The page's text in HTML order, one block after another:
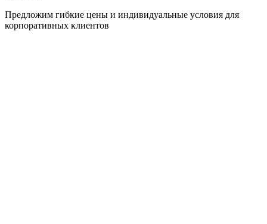
Предложим гибкие цены и индивидуальные условия для
корпоративных клиентов